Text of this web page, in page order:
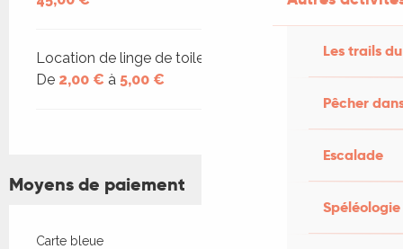
Les trails
Pêcher
Escalade
Spéléologie
Location de linge de toilette et de draps
De 2,00 € à 5,00 €
Moyens de paiement
Carte bleue